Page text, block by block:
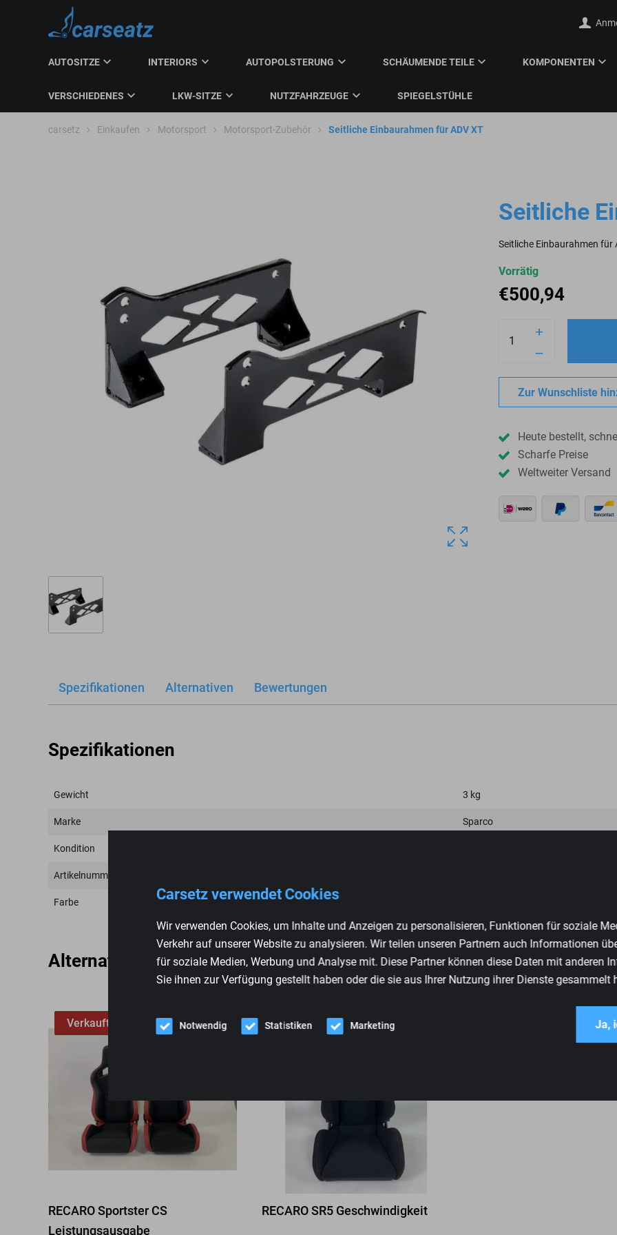
Carsetz verwendet Cookies
Wir verwenden Cookies, um Inhalte und Anzeigen zu personalisieren, Funktionen für soziale
Verkehr auf unserer Website zu analysieren. Wir teilen unseren Partnern auch Informationen
für soziale Medien, Werbung und Analyse mit. Diese Partner können diese Daten mit anderen
Sie ihnen zur Verfügung gestellt haben oder die sie aus Ihrer Nutzung ihrer Dienste gesammelt
Notwendig Statistiken Marketing Ja,
AUTOSITZE INTERIORS AUTOPOLSTERUNG SCHÄUMENDE TEILE KOMPONENTEN
VERSCHIEDENES LKW-SITZE NUTZFAHRZEUGE SPIEGELSTÜHLE
carsetz Einkaufen Motorsport Motorsport-Zubehör Seitliche Einbaurahmen für ADV XT
Seitliche
Seitliche Einbaurahmen für
Vorrätig
€500,94
Zur Wunschliste
Heute bestellt,
Scharfe Preise
Weltweiter Versand
Spezifikationen Alternativen Bewertungen
Spezifikationen
Gewicht 3 kg
Marke Sparco
Kondition
Artikelnummer
Farbe
Alternative Produkte
Verkauft
RECARO Sportster CS
Leistungsausgabe
Rückständige Bestellungen
RECARO SR5 Geschwindigkeit